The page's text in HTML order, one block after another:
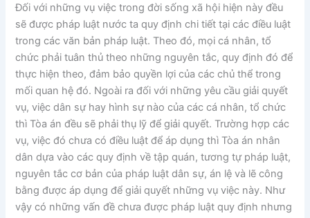
Đối với những vụ việc trong đời sống xã hội hiện này đều
sẽ được pháp luật nước ta quy định chi tiết tại các điều luật
trong các văn bản pháp luật. Theo đó, mọi cá nhân, tổ
chức phải tuân thủ theo những nguyên tắc, quy định đó để
thực hiện theo, đảm bảo quyền lợi của các chủ thể trong
mối quan hệ đó. Ngoài ra đối với những yêu cầu giải quyết
vụ, việc dân sự hay hình sự nào của các cá nhân, tổ chức
thì Tòa án đều sẽ phải thụ lỹ để giải quyết. Trường hợp các
vụ, việc đó chưa có điều luật để áp dụng thì Tòa án nhân
dân dựa vào các quy định về tập quán, tương tự pháp luật,
nguyên tắc cơ bản của pháp luật dân sự, án lệ và lẽ công
bằng được áp dụng để giải quyết những vụ việc này. Như
vậy có những vấn đề chưa được pháp luật quy định nhưng